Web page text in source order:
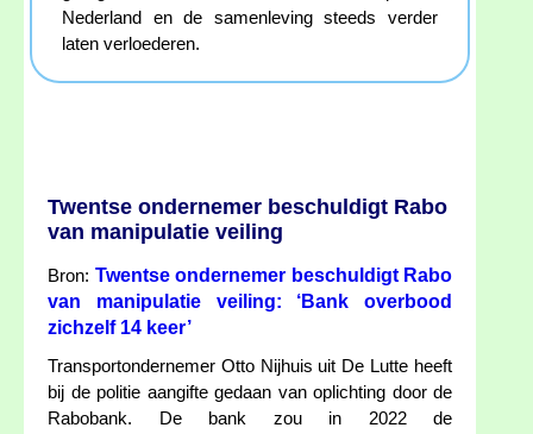
Nederland en de samenleving steeds verder
laten verloederen.
Twentse ondernemer beschuldigt Rabo
van manipulatie veiling
Bron: Twentse ondernemer beschuldigt Rabo
van manipulatie veiling: ‘Bank overbood
zichzelf 14 keer’
Transportondernemer Otto Nijhuis uit De Lutte heeft
bij de politie aangifte gedaan van oplichting door de
Rabobank. De bank zou in 2022 de